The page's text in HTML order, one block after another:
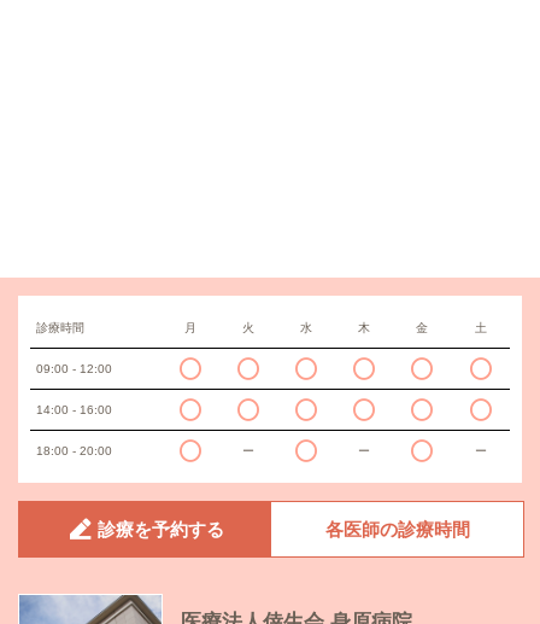
診療時間 月 火 水 木 金 土
09:00 - 12:00
14:00 - 16:00
18:00 - 20:00 ー ー ー
診療を予約する 各医師の診療時間